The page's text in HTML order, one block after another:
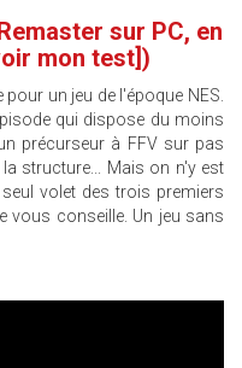
sur PC, en
mon test])
un jeu de l'époque NES.
qui dispose du moins
précurseur à FFV sur pas
structure... Mais on n'y est
volet des trois premiers
vous conseille. Un jeu sans